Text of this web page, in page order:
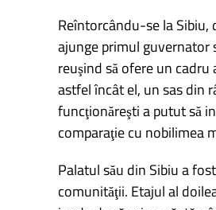
Reîntorcându-se la Sibiu,
ajunge primul guvernator
reuşind să ofere un
astfel încât el, un sas din
funcţionăreşti a putut să
comparaţie cu nobilimea
Palatul său din Sibiu a
comunităţii. Etajul al